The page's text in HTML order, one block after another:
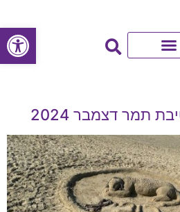
פתח
תמר דצמבר 2024